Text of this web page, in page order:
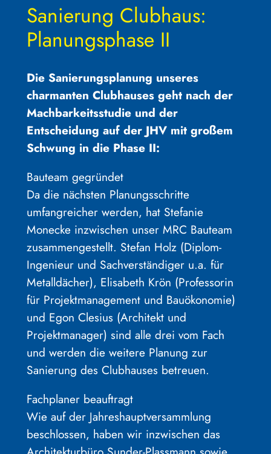
Sanierung Clubhaus:
Planungsphase II
Die Sanierungsplanung unseres
charmanten Clubhauses geht nach der
Machbarkeitsstudie und der
Entscheidung auf der JHV mit großem
Schwung in die Phase II:
Bauteam gegründet
Da die nächsten Planungsschritte
umfangreicher werden, hat Stefanie
Monecke inzwischen unser MRC Bauteam
zusammengestellt. Stefan Holz (Diplom-
Ingenieur und Sachverständiger u.a. für
Metalldächer), Elisabeth Krön (Professorin
für Projektmanagement und Bauökonomie)
und Egon Clesius (Architekt und
Projektmanager) sind alle drei vom Fach
und werden die weitere Planung zur
Sanierung des Clubhauses betreuen.
Fachplaner beauftragt
Wie auf der Jahreshauptversammlung
beschlossen, haben wir inzwischen das